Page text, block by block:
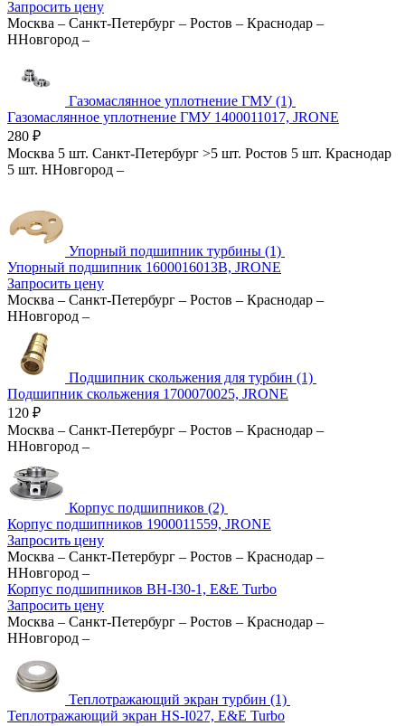
Запросить цену
Москва – Санкт-Петербург – Ростов – Краснодар –
ННовгород –
Газомаслянное уплотнение ГМУ (1)
Газомаслянное уплотнение ГМУ 1400011017, JRONE
280 ₽
Москва 5 шт. Санкт-Петербург >5 шт. Ростов 5 шт. Краснодар
5 шт. ННовгород –
Упорный подшипник турбины (1)
Упорный подшипник 1600016013B, JRONE
Запросить цену
Москва – Санкт-Петербург – Ростов – Краснодар –
ННовгород –
Подшипник скольжения для турбин (1)
Подшипник скольжения 1700070025, JRONE
120 ₽
Москва – Санкт-Петербург – Ростов – Краснодар –
ННовгород –
Корпус подшипников (2)
Корпус подшипников 1900011559, JRONE
Запросить цену
Москва – Санкт-Петербург – Ростов – Краснодар –
ННовгород –
Корпус подшипников BH-I30-1, E&E Turbo
Запросить цену
Москва – Санкт-Петербург – Ростов – Краснодар –
ННовгород –
Теплотражающий экран турбин (1)
Теплотражающий экран HS-I027, E&E Turbo